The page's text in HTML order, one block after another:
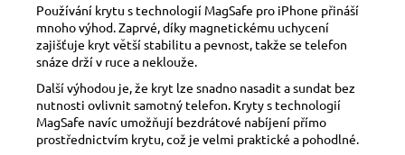
Používání krytu s technologií MagSafe pro iPhone přináší
mnoho výhod. Zaprvé, díky magnetickému uchycení
zajišťuje kryt větší stabilitu a pevnost, takže se telefon
snáze drží v ruce a neklouže.
Další výhodou je, že kryt lze snadno nasadit a sundat bez
nutnosti ovlivnit samotný telefon. Kryty s technologií
MagSafe navíc umožňují bezdrátové nabíjení přímo
prostřednictvím krytu, což je velmi praktické a pohodlné.